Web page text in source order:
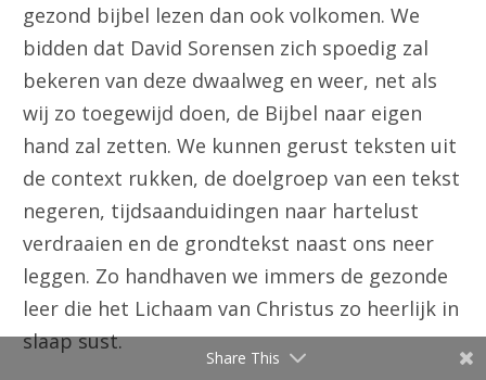
gezond bijbel lezen dan ook volkomen. We
bidden dat David Sorensen zich spoedig zal
bekeren van deze dwaalweg en weer, net als
wij zo toegewijd doen, de Bijbel naar eigen
hand zal zetten. We kunnen gerust teksten uit
de context rukken, de doelgroep van een tekst
negeren, tijdsaanduidingen naar hartelust
verdraaien en de grondtekst naast ons neer
leggen. Zo handhaven we immers de gezonde
leer die het Lichaam van Christus zo heerlijk in
slaap sust.
Share This